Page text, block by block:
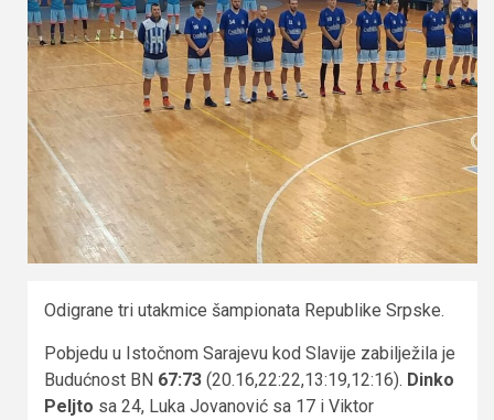
Odigrane tri utakmice šampionata Republike Srpske.
Pobjedu u Istočnom Sarajevu kod Slavije zabilježila je
Budućnost BN 67:73 (20.16,22:22,13:19,12:16). Dinko
Peljto sa 24, Luka Jovanović sa 17 i Viktor